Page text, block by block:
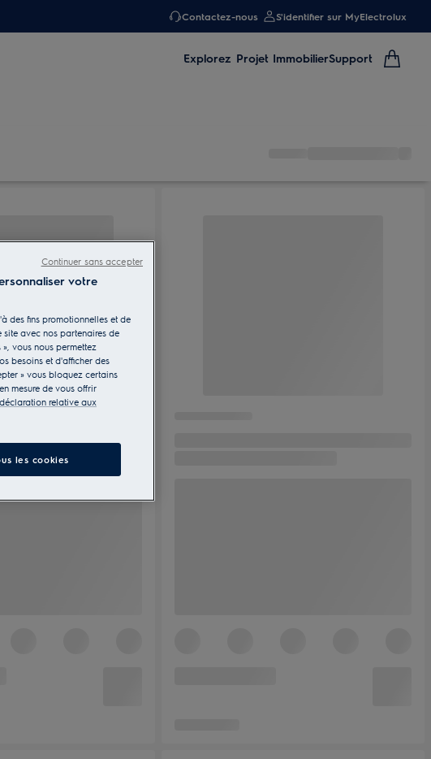
Contactez-nous S'identifier sur MyElectrolux
Explorez Projet ImmobilierSupport
votre
des fins promotionnelles et de
avec nos partenaires de
vous nous permettez
besoins et d'afficher des
» vous bloquez certains
mesure de vous offrir
déclaration relative aux
les cookies
Continuer sans accepter